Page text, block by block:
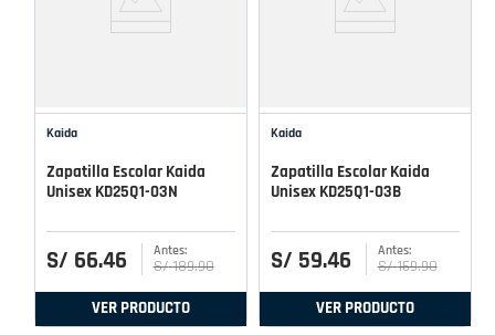
Kaida
Zapatilla Escolar Kaida
Unisex KD25Q1-03N
S/ 66.46 S/ 189.90
VER PRODUCTO
Kaida
Zapatilla Escolar Kaida
Unisex KD25Q1-03B
S/ 59.46 S/ 169.90
VER PRODUCTO